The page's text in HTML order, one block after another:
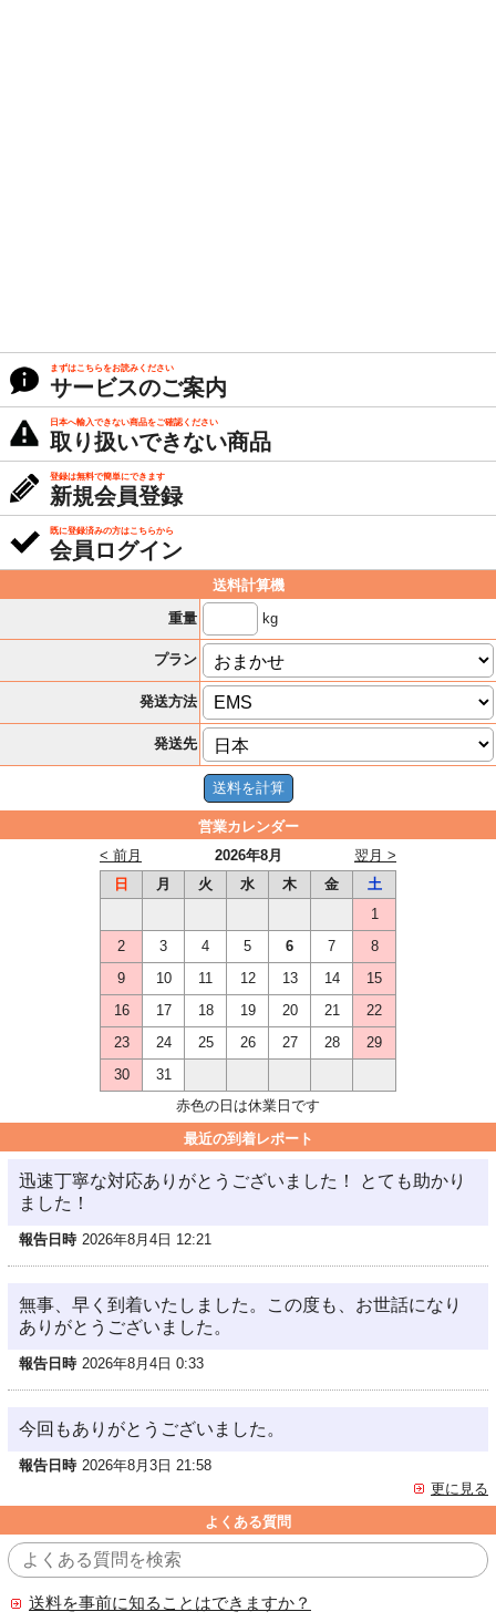
まずはこちらをお読みください
サービスのご案内
日本へ輸入できない商品をご確認ください
取り扱いできない商品
登録は無料で簡単にできます
新規会員登録
既に登録済みの方はこちらから
会員ログイン
送料計算機
重量
kg
プラン
発送方法
発送先
営業カレンダー
2026年8月
< 前月
翌月 >
日
月 火 水 木 金
土
1
2
3 4 5 6 7
8
9
10 11 12 13 14
15
16
17 18 19 20 21
22
23
24 25 26 27 28
29
30
31
赤色の日は休業日です
最近の到着レポート
迅速丁寧な対応ありがとうございました！ とても助かり
ました！
報告日時 2026年8月4日 12:21
無事、早く到着いたしました。この度も、お世話になり
ありがとうございました。
報告日時 2026年8月4日 0:33
今回もありがとうございました。
報告日時 2026年8月3日 21:58
更に見る
よくある質問
送料を事前に知ることはできますか？